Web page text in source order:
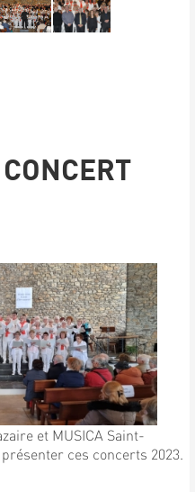
et MUSICA Saint-
ces concerts 2023.